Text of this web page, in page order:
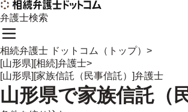
弁護士検索
相続弁護士 ドットコム（トップ） >
[山形県][相続]弁護士>
[山形県][家族信託（民事信託）]弁護士
山形県で家族信託（